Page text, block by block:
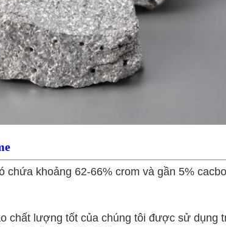
chứa khoảng 62-66% crom và gần 5%
chất lượng tốt của chúng tôi được sử dụng